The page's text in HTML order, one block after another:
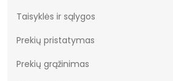
Taisyklės ir sąlygos
Prekių pristatymas
Prekių grąžinimas